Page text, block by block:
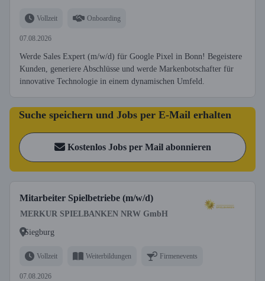
Vollzeit Onboarding
07.08.2026
Werde Sales Expert (m/w/d) für Google Pixel in Bonn! Begeistere
Kunden, generiere Abschlüsse und werde Markenbotschafter für
innovative Technologie in einem dynamischen Umfeld.
Suche speichern und Jobs per E-Mail erhalten
Kostenlos Jobs per Mail abonnieren
Mitarbeiter Spielbetriebe (m/w/d)
MERKUR SPIELBANKEN NRW GmbH
Siegburg
Vollzeit Weiterbildungen Firmenevents
07.08.2026